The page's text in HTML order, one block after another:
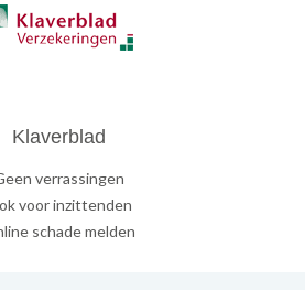
Klaverblad
verrassingen
voor inzittenden
schade melden